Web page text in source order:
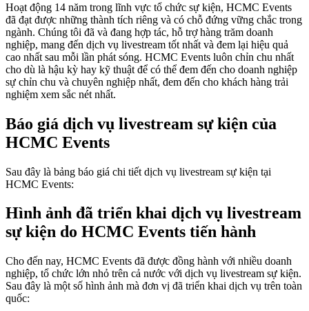
Hoạt động 14 năm trong lĩnh vực tổ chức sự kiện, HCMC Events
đã đạt được những thành tích riêng và có chỗ đứng vững chắc trong
ngành. Chúng tôi đã và đang hợp tác, hỗ trợ hàng trăm doanh
nghiệp, mang đến dịch vụ livestream tốt nhất và đem lại hiệu quả
cao nhất sau mỗi lần phát sóng. HCMC Events luôn chỉn chu nhất
cho dù là hậu kỳ hay kỹ thuật để có thể đem đến cho doanh nghiệp
sự chỉn chu và chuyên nghiệp nhất, đem đến cho khách hàng trải
nghiệm xem sắc nét nhất.
Báo giá dịch vụ livestream sự kiện của
HCMC Events
Sau đây là bảng báo giá chi tiết dịch vụ livestream sự kiện tại
HCMC Events:
Hình ảnh đã triển khai dịch vụ livestream
sự kiện do HCMC Events tiến hành
Cho đến nay, HCMC Events đã được đồng hành với nhiều doanh
nghiệp, tổ chức lớn nhỏ trên cả nước với dịch vụ livestream sự kiện.
Sau đây là một số hình ảnh mà đơn vị đã triển khai dịch vụ trên toàn
quốc: